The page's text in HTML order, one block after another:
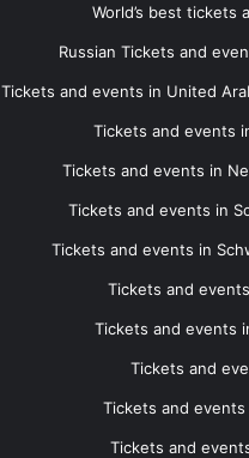
World’s best tickets
Russian Tickets and
Tickets and events in United
Tickets and events
Tickets and events in
Tickets and events in
Tickets and events in
Tickets and
Tickets and events
Tickets and
Tickets and
Tickets and